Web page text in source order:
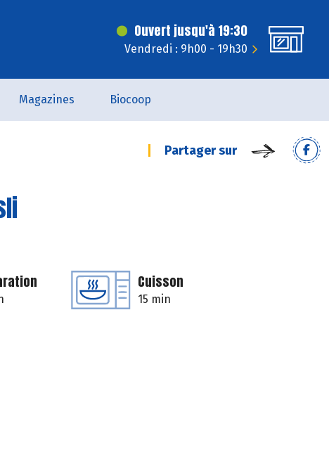
Ouvert jusqu'à 19:30
Vendredi : 9h00 - 19h30
Magazines Biocoop
Partager sur
Cuisson
15 min